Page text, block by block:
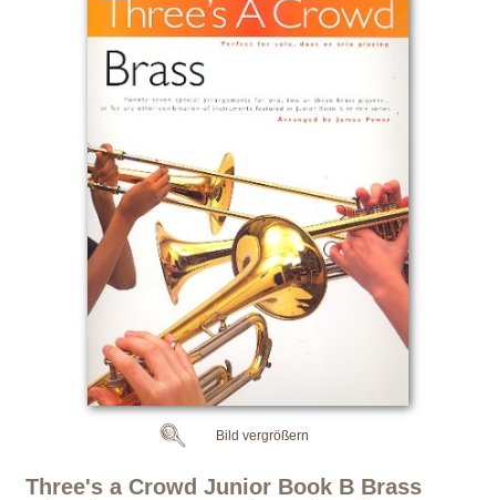
Three's a Crowd Junior Book B Brass
Bild vergrößern